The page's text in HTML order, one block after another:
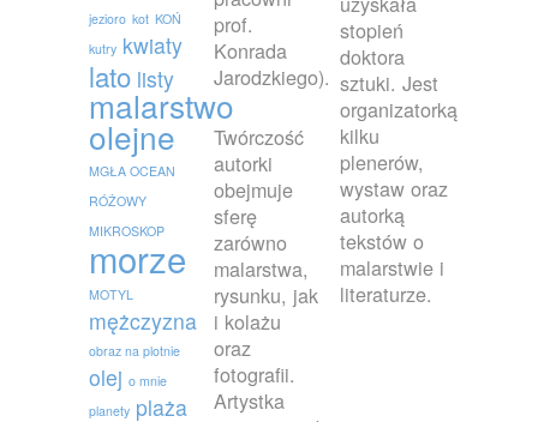
jezioro kot KOŃ
kutry kwiaty
lato listy
malarstwo
olejne
MGŁA OCEAN
RÓŻOWY
MIKROSKOP
morze
MOTYL
mężczyzna
obraz na plotnie
olej o mnie
planety plaża
prof.
Konrada
Jarodzkiego).
Twórczość
autorki
obejmuje
sferę
zarówno
malarstwa,
rysunku, jak
i kolażu
oraz
fotografii.
Artystka
stopień
doktora
sztuki. Jest
organizatorką
kilku
plenerów,
wystaw oraz
autorką
tekstów o
malarstwie i
literaturze.